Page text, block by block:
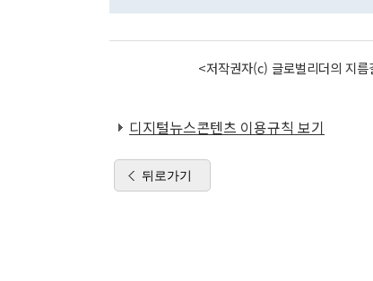
<저작권자(c) 글로벌리더의 지
디지털뉴스콘텐츠 이용규칙 보기
뒤로가기